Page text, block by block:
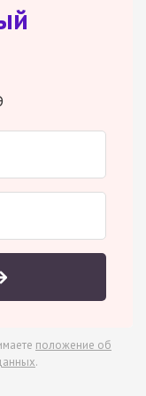
положение об
.